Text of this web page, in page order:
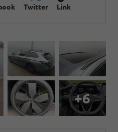
Twitter Link
+6